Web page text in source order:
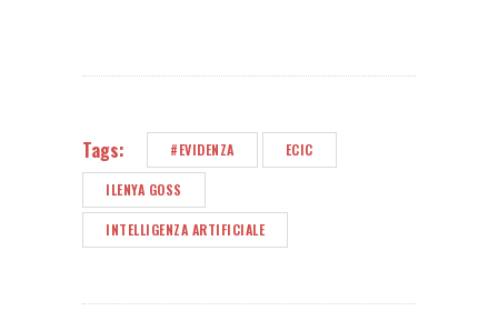
Tags: #EVIDENZA ECIC
ILENYA GOSS
INTELLIGENZA ARTIFICIALE